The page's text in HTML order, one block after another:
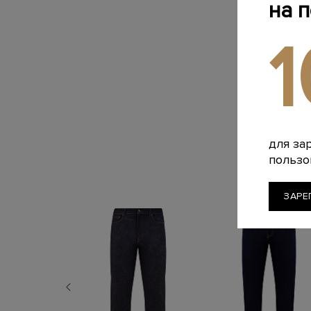
на
для